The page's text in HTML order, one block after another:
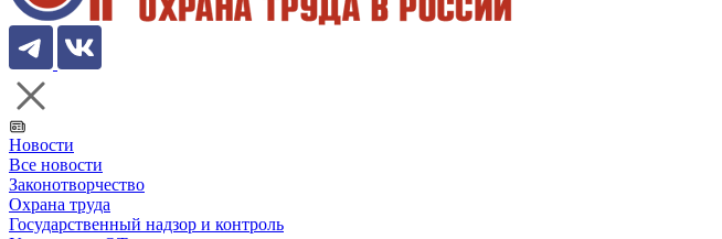
Новости
Все новости
Законотворчество
Охрана труда
Государственный надзор и контроль